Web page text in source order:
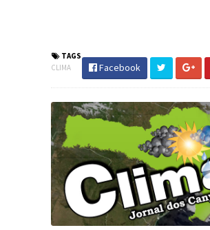
TAGS
CLIMA
Facebook